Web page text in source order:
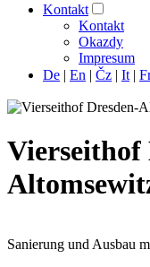
Kontakt
Kontakt
Okazdy
Impresum
De | En | Čz | It |
Vierseithof
Sanierung und Ausbau